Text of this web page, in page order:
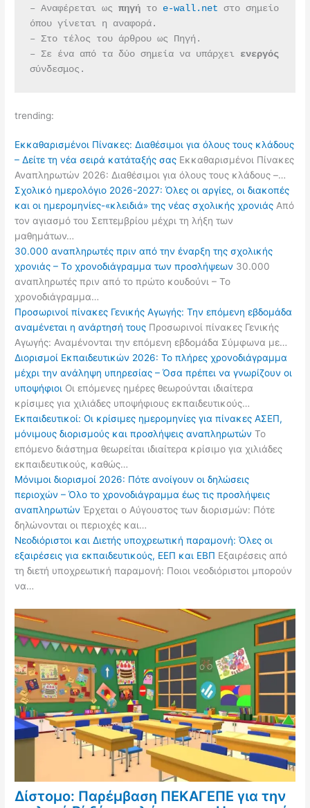
– Αναφέρεται ως πηγή το e-wall.net στο σημείο
όπου γίνεται η αναφορά.
– Στο τέλος του άρθρου ως Πηγή.
– Σε ένα από τα δύο σημεία να υπάρχει
ενεργός
σύνδεσμος.
trending:
Εκκαθαρισμένοι Πίνακες: Διαθέσιμοι για όλους τους κλάδους
– Δείτε τη νέα σειρά κατάταξής σας Εκκαθαρισμένοι Πίνακες
Αναπληρωτών 2026: Διαθέσιμοι για όλους τους κλάδους –…
Σχολικό ημερολόγιο 2026-2027: Όλες οι αργίες, οι διακοπές
και οι ημερομηνίες-«κλειδιά» της νέας σχολικής χρονιάς Από
τον αγιασμό του Σεπτεμβρίου μέχρι τη λήξη των
μαθημάτων…
30.000 αναπληρωτές πριν από την έναρξη της σχολικής
χρονιάς – Το χρονοδιάγραμμα των προσλήψεων 30.000
αναπληρωτές πριν από το πρώτο κουδούνι – Το
χρονοδιάγραμμα…
Προσωρινοί πίνακες Γενικής Αγωγής: Την επόμενη εβδομάδα
αναμένεται η ανάρτησή τους Προσωρινοί πίνακες Γενικής
Αγωγής: Αναμένονται την επόμενη εβδομάδα Σύμφωνα με…
Διορισμοί Εκπαιδευτικών 2026: Το πλήρες χρονοδιάγραμμα
μέχρι την ανάληψη υπηρεσίας – Όσα πρέπει να γνωρίζουν οι
υποψήφιοι Οι επόμενες ημέρες θεωρούνται ιδιαίτερα
κρίσιμες για χιλιάδες υποψήφιους εκπαιδευτικούς…
Εκπαιδευτικοί: Οι κρίσιμες ημερομηνίες για πίνακες ΑΣΕΠ,
μόνιμους διορισμούς και προσλήψεις αναπληρωτών Το
επόμενο διάστημα θεωρείται ιδιαίτερα κρίσιμο για χιλιάδες
εκπαιδευτικούς, καθώς…
Μόνιμοι διορισμοί 2026: Πότε ανοίγουν οι δηλώσεις
περιοχών – Όλο το χρονοδιάγραμμα έως τις προσλήψεις
αναπληρωτών Έρχεται ο Αύγουστος των διορισμών: Πότε
δηλώνονται οι περιοχές και…
Νεοδιόριστοι και Διετής υποχρεωτική παραμονή: Όλες οι
εξαιρέσεις για εκπαιδευτικούς, ΕΕΠ και ΕΒΠ Εξαιρέσεις από
τη διετή υποχρεωτική παραμονή: Ποιοι νεοδιόριστοι μπορούν
να…
Δίστομο: Παρέμβαση ΠΕΚΑΓΕΠΕ για την